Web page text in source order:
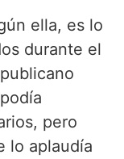
ella, es lo
durante el
pero
lo aplaudía